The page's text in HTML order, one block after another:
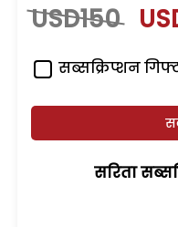
USD150
सब्सक्रिप्शन
सरिता